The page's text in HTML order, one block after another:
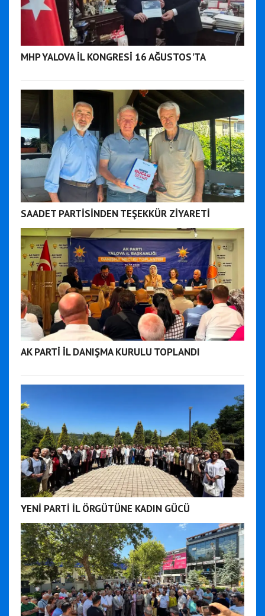
MHP YALOVA İL KONGRESİ 16 AĞUSTOS'TA
SAADET PARTİSİNDEN TEŞEKKÜR ZİYARETİ
AK PARTİ İL DANIŞMA KURULU TOPLANDI
YENİ PARTİ İL ÖRGÜTÜNE KADIN GÜCÜ